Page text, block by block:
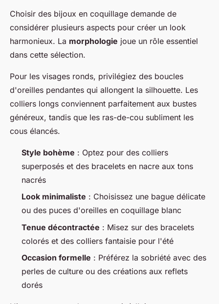
Choisir des bijoux en coquillage demande de
considérer plusieurs aspects pour créer un look
harmonieux. La morphologie joue un rôle essentiel
dans cette sélection.
Pour les visages ronds, privilégiez des boucles
d'oreilles pendantes qui allongent la silhouette. Les
colliers longs conviennent parfaitement aux bustes
généreux, tandis que les ras-de-cou subliment les
cous élancés.
Style bohème : Optez pour des colliers
superposés et des bracelets en nacre aux tons
nacrés
Look minimaliste : Choisissez une bague délicate
ou des puces d'oreilles en coquillage blanc
Tenue décontractée : Misez sur des bracelets
colorés et des colliers fantaisie pour l'été
Occasion formelle : Préférez la sobriété avec des
perles de culture ou des créations aux reflets
dorés